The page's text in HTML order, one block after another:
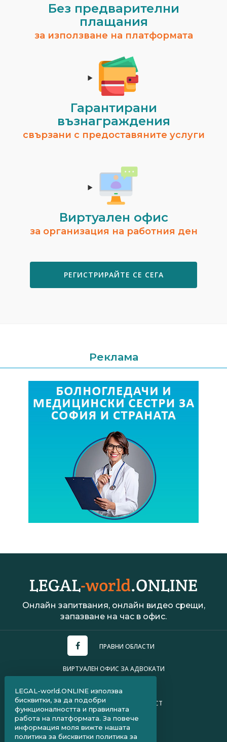
Без предварителни
плащания
за използване на платформата
Гарантирани
възнаграждения
свързани с предоставяните услуги
Виртуален офис
за организация на работния ден
РЕГИСТРИРАЙТЕ СЕ СЕГА
Реклама
Онлайн запитвания, онлайн видео срещи,
запазване на час в офис.
ПРАВНИ ОБЛАСТИ
ВИРТУАЛЕН ОФИС ЗА АДВОКАТИ
ПОЛИТИКА ЗА ПОВЕРИТЕЛНОСТ
ЧЗВ ЗА КЛИЕНТИ
ЧЗВ ЗА АДВОКАТИ
LEGAL-world.ONLINE използва
бисквитки, за да подобри
функционалността и правилната
работа на платформата. За повече
информация моля вижте нашата
политика за бисквитки политика за